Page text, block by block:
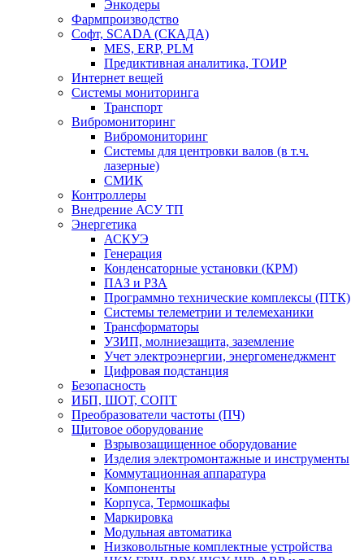
Энкодеры
Фармпроизводство
Софт, SCADA (СКАДА)
MES, ERP, PLM
Предиктивная аналитика, ТОИР
Интернет вещей
Системы мониторинга
Транспорт
Вибромониторинг
Вибромониторинг
Системы для центровки валов (в т.ч.
лазерные)
СМИК
Контроллеры
Внедрение АСУ ТП
Энергетика
АСКУЭ
Генерация
Конденсаторные установки (КРМ)
ПАЗ и РЗА
Программно технические комплексы (ПТК)
Системы телеметрии и телемеханики
Трансформаторы
УЗИП, молниезащита, заземление
Учет электроэнергии, энергоменеджмент
Цифровая подстанция
Безопасность
ИБП, ШОТ, СОПТ
Преобразователи частоты (ПЧ)
Щитовое оборудование
Взрывозащищенное оборудование
Изделия электромонтажные и инструменты
Коммутационная аппаратура
Компоненты
Корпуса, Термошкафы
Маркировка
Модульная автоматика
Низковольтные комплектные устройства